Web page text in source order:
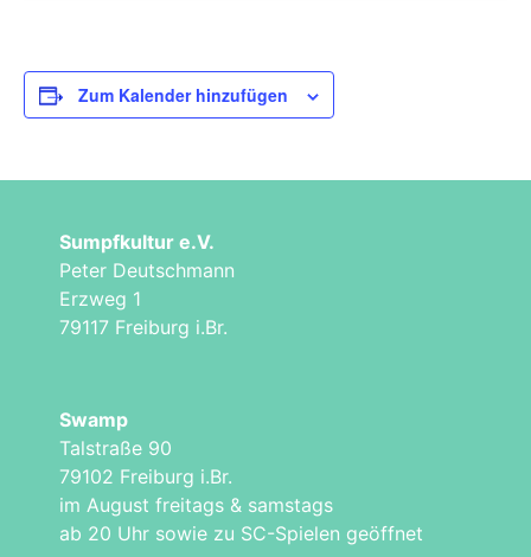
Zum Kalender hinzufügen
Sumpfkultur e.V.
Peter Deutschmann
Erzweg 1
79117 Freiburg i.Br.
Swamp
Talstraße 90
79102 Freiburg i.Br.
im August freitags & samstags
ab 20 Uhr sowie zu SC-Spielen geöffnet